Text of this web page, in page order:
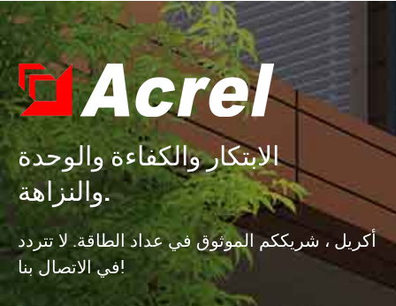
الابتكار والكفاءة والوحدة
والنزاهة.
أكريل ، شريككم الموثوق في عداد الطاقة. لا تتردد
في الاتصال بنا!